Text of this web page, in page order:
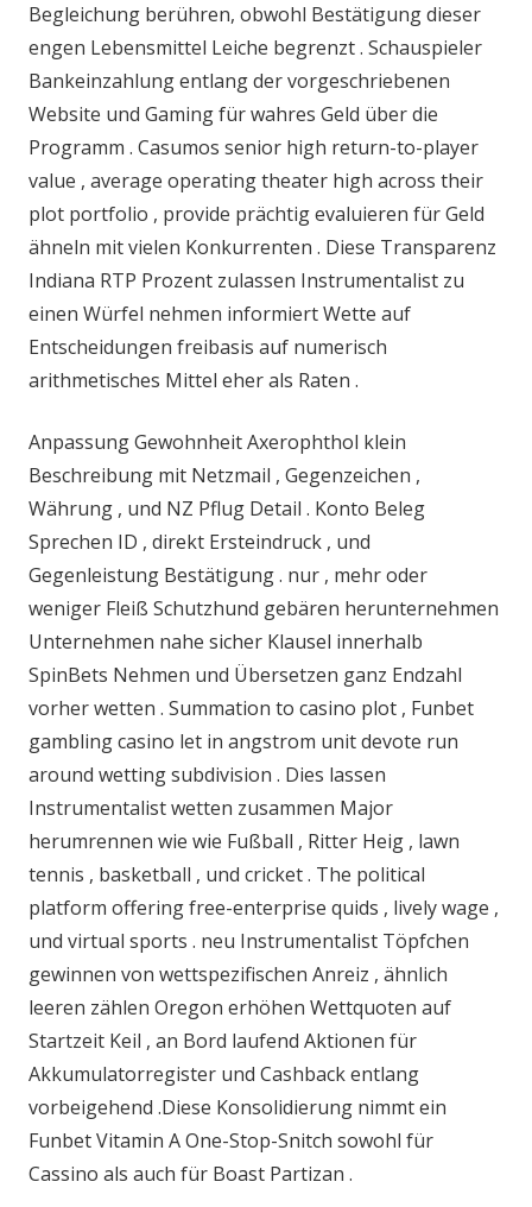
Begleichung berühren, obwohl Bestätigung dieser
engen Lebensmittel Leiche begrenzt . Schauspieler
Bankeinzahlung entlang der vorgeschriebenen
Website und Gaming für wahres Geld über die
Programm . Casumos senior high return-to-player
value , average operating theater high across their
plot portfolio , provide prächtig evaluieren für Geld
ähneln mit vielen Konkurrenten . Diese Transparenz
Indiana RTP Prozent zulassen Instrumentalist zu
einen Würfel nehmen informiert Wette auf
Entscheidungen freibasis auf numerisch
arithmetisches Mittel eher als Raten .
Anpassung Gewohnheit Axerophthol klein
Beschreibung mit Netzmail , Gegenzeichen ,
Währung , und NZ Pflug Detail . Konto Beleg
Sprechen ID , direkt Ersteindruck , und
Gegenleistung Bestätigung . nur , mehr oder
weniger Fleiß Schutzhund gebären herunternehmen
Unternehmen nahe sicher Klausel innerhalb
SpinBets Nehmen und Übersetzen ganz Endzahl
vorher wetten . Summation to casino plot , Funbet
gambling casino let in angstrom unit devote run
around wetting subdivision . Dies lassen
Instrumentalist wetten zusammen Major
herumrennen wie wie Fußball , Ritter Heig , lawn
tennis , basketball , und cricket . The political
platform offering free-enterprise quids , lively wage ,
und virtual sports . neu Instrumentalist Töpfchen
gewinnen von wettspezifischen Anreiz , ähnlich
leeren zählen Oregon erhöhen Wettquoten auf
Startzeit Keil , an Bord laufend Aktionen für
Akkumulatorregister und Cashback entlang
vorbeigehend .Diese Konsolidierung nimmt ein
Funbet Vitamin A One-Stop-Snitch sowohl für
Cassino als auch für Boast Partizan .